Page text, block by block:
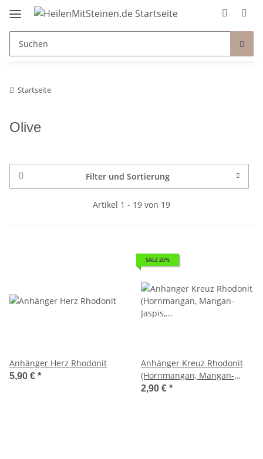
Startseite
Olive
Filter und Sortierung
Artikel 1 - 19 von 19
Anhänger Herz Rhodonit
5,90 € *
SALE 26%
Anhänger Kreuz Rhodonit
(Hornmangan, Mangan-
Jaspis, Rotspat)
2,90 € *